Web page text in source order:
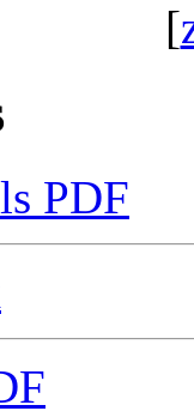
[
PDF